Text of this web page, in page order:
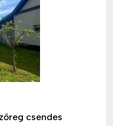
csendes